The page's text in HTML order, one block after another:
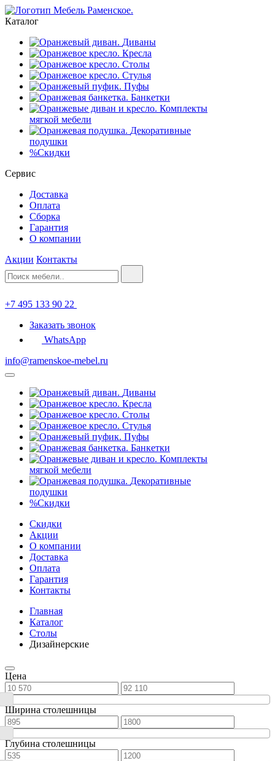
Каталог
Диваны
Кресла
Столы
Стулья
Пуфы
Банкетки
Комплекты
мягкой мебели
Декоративные
подушки
%Скидки
Сервис
Доставка
Оплата
Сборка
Гарантия
О компании
Акции Контакты
+7 495 133 90 22
Заказать звонок
WhatsApp
info@ramenskoe-mebel.ru
Диваны
Кресла
Столы
Стулья
Пуфы
Банкетки
Комплекты
мягкой мебели
Декоративные
подушки
%Скидки
Скидки
Акции
О компании
Доставка
Оплата
Гарантия
Контакты
Главная
Каталог
Столы
Дизайнерские
Цена
Ширина столешницы
Глубина столешницы